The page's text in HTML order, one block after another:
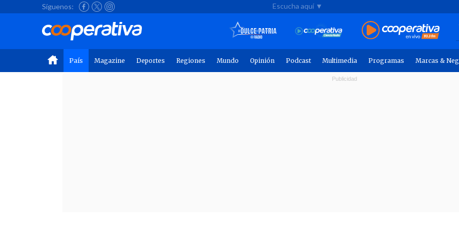
Síguenos: Escucha aquí ▼
País Magazine Deportes Regiones Mundo Opinión Podcast Multimedia Programas Marcas &